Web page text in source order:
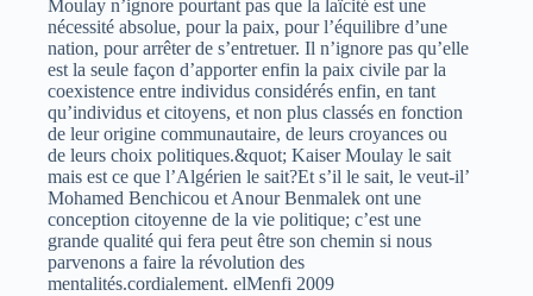
Moulay n’ignore pourtant pas que la laïcité est une
nécessité absolue, pour la paix, pour l’équilibre d’une
nation, pour arrêter de s’entretuer. Il n’ignore pas qu’elle
est la seule façon d’apporter enfin la paix civile par la
coexistence entre individus considérés enfin, en tant
qu’individus et citoyens, et non plus classés en fonction
de leur origine communautaire, de leurs croyances ou
de leurs choix politiques.&quot; Kaiser Moulay le sait
mais est ce que l’Algérien le sait?Et s’il le sait, le veut-il’
Mohamed Benchicou et Anour Benmalek ont une
conception citoyenne de la vie politique; c’est une
grande qualité qui fera peut être son chemin si nous
parvenons a faire la révolution des
mentalités.cordialement. elMenfi 2009